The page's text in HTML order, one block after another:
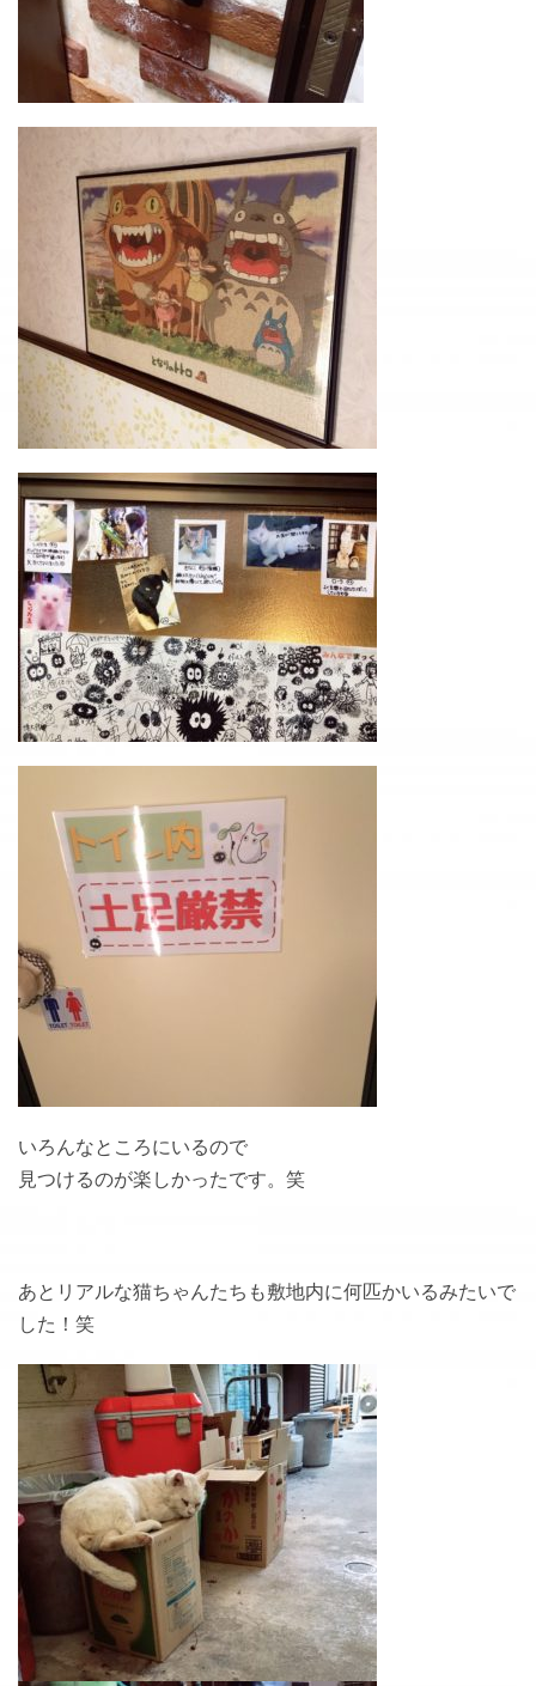
いろんなところにいるので
見つけるのが楽しかったです。笑
あとリアルな猫ちゃんたちも敷地内に何匹かいるみたいで
した！笑